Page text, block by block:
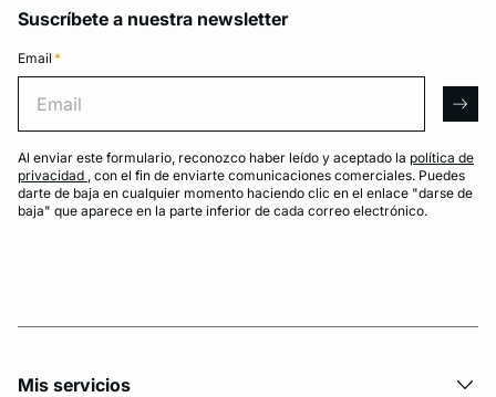
Suscríbete a nuestra newsletter
Email *
Al enviar este formulario, reconozco haber leído y aceptado la política de
privacidad , con el fin de enviarte comunicaciones comerciales. Puedes
darte de baja en cualquier momento haciendo clic en el enlace "darse de
baja" que aparece en la parte inferior de cada correo electrónico.
Mis servicios